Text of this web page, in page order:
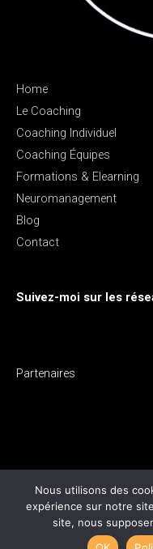
Home
Le Coaching
Coaching Individuel
Coaching Équipes
Formations & Elearning
Neuromanagement
Blog
Contact
Suivez-moi sur les
Partenaires
Copyright ©
Nous utilisons des
expérience sur notre
site, nous